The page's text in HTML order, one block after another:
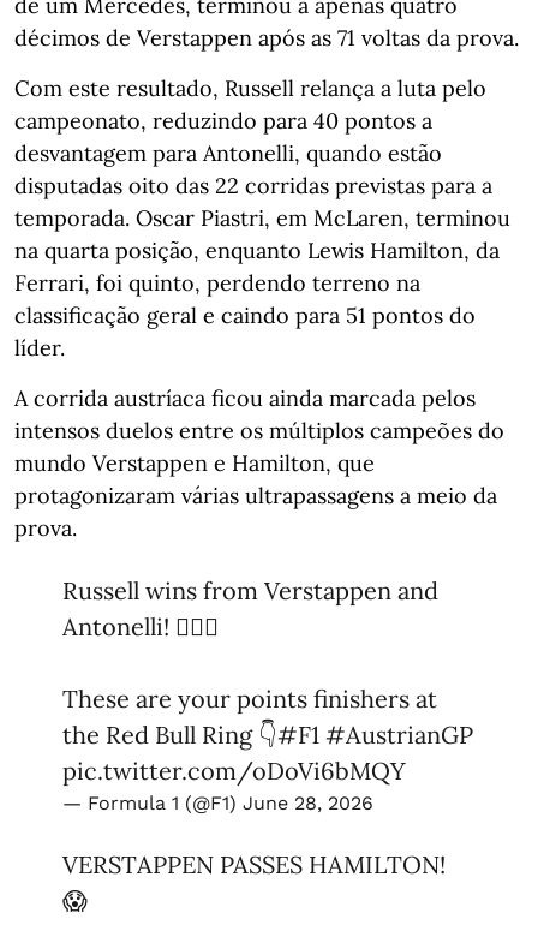
décimos de Verstappen após as 71 voltas da prova.
Com este resultado, Russell relança a luta pelo
campeonato, reduzindo para 40 pontos a
desvantagem para Antonelli, quando estão
disputadas oito das 22 corridas previstas para a
temporada. Oscar Piastri, em McLaren, terminou
na quarta posição, enquanto Lewis Hamilton, da
Ferrari, foi quinto, perdendo terreno na
classificação geral e caindo para 51 pontos do
líder.
A corrida austríaca ficou ainda marcada pelos
intensos duelos entre os múltiplos campeões do
mundo Verstappen e Hamilton, que
protagonizaram várias ultrapassagens a meio da
prova.
Russell wins from Verstappen and
Antonelli! 😮‍💨👏
These are your points finishers at
the Red Bull Ring 👇#F1 #AustrianGP
pic.twitter.com/oDoVi6bMQY
— Formula 1 (@F1) June 28, 2026
VERSTAPPEN PASSES HAMILTON!
😱